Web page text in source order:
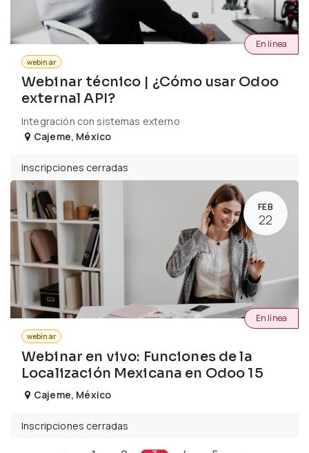
webinar
Webinar técnico | ¿Cómo usar Odoo
external API?
Integración con sistemas externo
En línea
Cajeme, México
Inscripciones cerradas
FEB
22
webinar
Webinar en vivo: Funciones de la
Localización Mexicana en Odoo 15
En línea
Cajeme, México
Inscripciones cerradas